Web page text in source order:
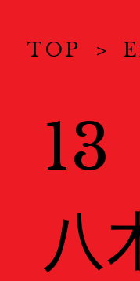
TOP
13
八
Useful
About